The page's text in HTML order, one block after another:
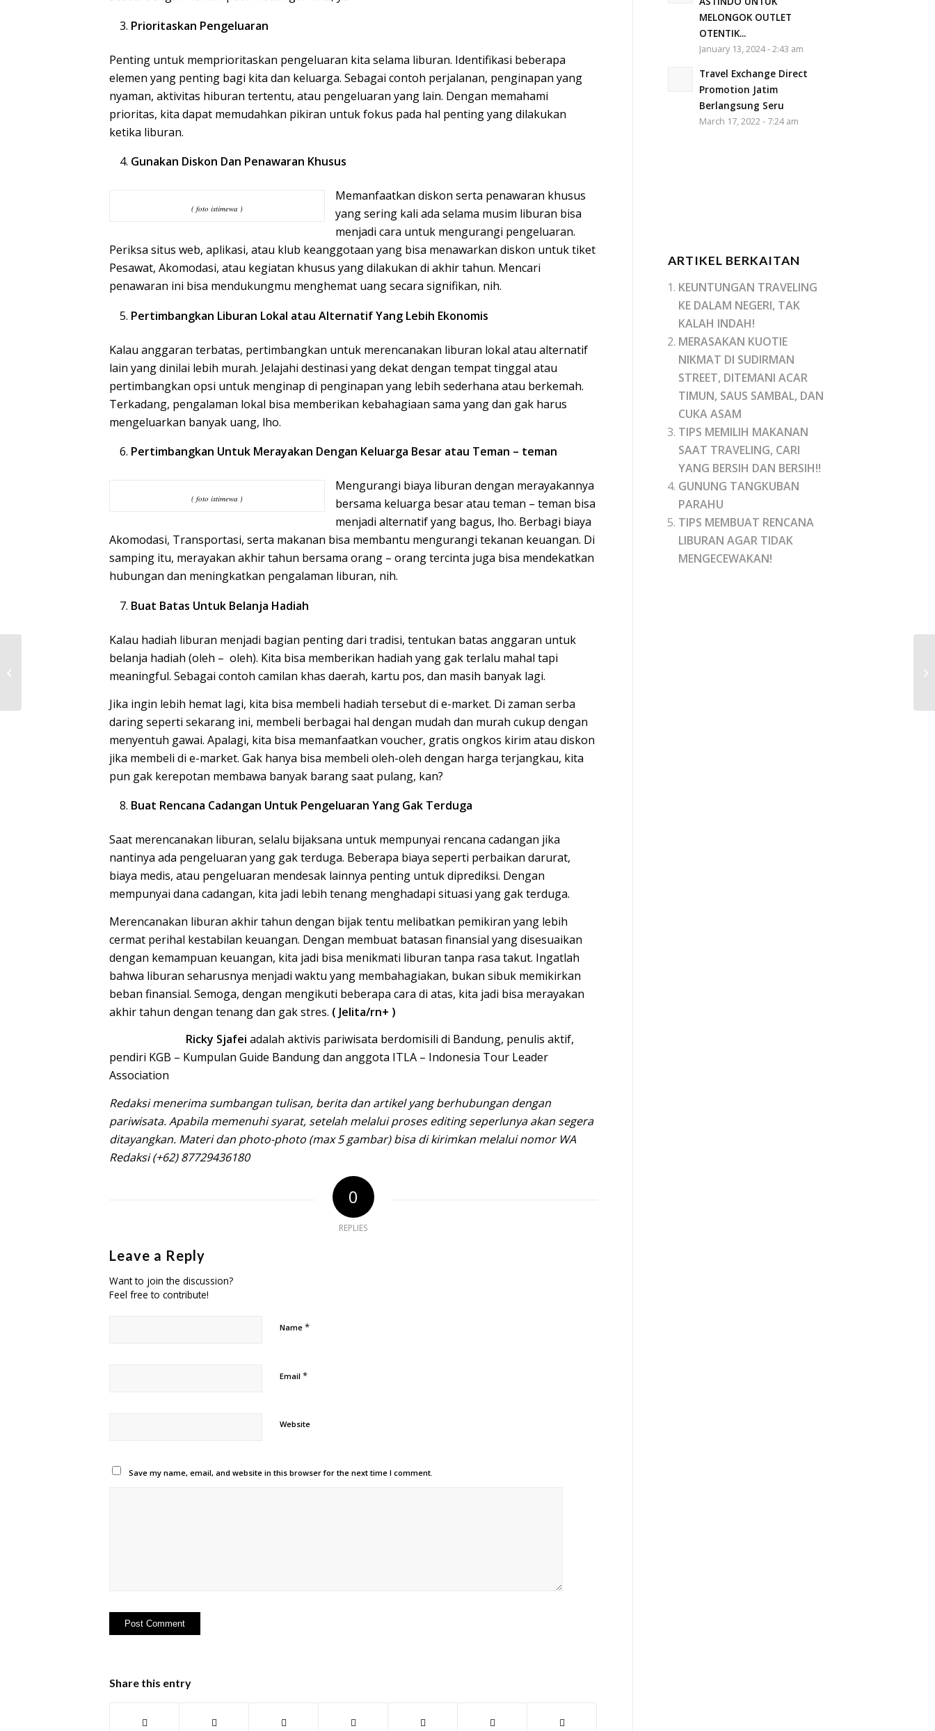
Prioritaskan Pengeluaran
Penting untuk memprioritaskan pengeluaran kita selama liburan. Identifikasi beberapa
elemen yang penting bagi kita dan keluarga. Sebagai contoh perjalanan, penginapan yang
nyaman, aktivitas hiburan tertentu, atau pengeluaran yang lain. Dengan memahami
prioritas, kita dapat memudahkan pikiran untuk fokus pada hal penting yang dilakukan
ketika liburan.
Gunakan Diskon Dan Penawaran Khusus
( foto istimewa )
Memanfaatkan diskon serta penawaran khusus
yang sering kali ada selama musim liburan bisa
menjadi cara untuk mengurangi pengeluaran.
Periksa situs web, aplikasi, atau klub keanggotaan yang bisa menawarkan diskon untuk tiket
Pesawat, Akomodasi, atau kegiatan khusus yang dilakukan di akhir tahun. Mencari
penawaran ini bisa mendukungmu menghemat uang secara signifikan, nih.
Pertimbangkan Liburan Lokal atau Alternatif Yang Lebih Ekonomis
Kalau anggaran terbatas, pertimbangkan untuk merencanakan liburan lokal atau alternatif
lain yang dinilai lebih murah. Jelajahi destinasi yang dekat dengan tempat tinggal atau
pertimbangkan opsi untuk menginap di penginapan yang lebih sederhana atau berkemah.
Terkadang, pengalaman lokal bisa memberikan kebahagiaan sama yang dan gak harus
mengeluarkan banyak uang, lho.
Pertimbangkan Untuk Merayakan Dengan Keluarga Besar atau Teman – teman
( foto istimewa )
Mengurangi biaya liburan dengan merayakannya
bersama keluarga besar atau teman – teman bisa
menjadi alternatif yang bagus, lho. Berbagi biaya
Akomodasi, Transportasi, serta makanan bisa membantu mengurangi tekanan keuangan. Di
samping itu, merayakan akhir tahun bersama orang – orang tercinta juga bisa mendekatkan
hubungan dan meningkatkan pengalaman liburan, nih.
Buat Batas Untuk Belanja Hadiah
Kalau hadiah liburan menjadi bagian penting dari tradisi, tentukan batas anggaran untuk
belanja hadiah (oleh – oleh). Kita bisa memberikan hadiah yang gak terlalu mahal tapi
meaningful. Sebagai contoh camilan khas daerah, kartu pos, dan masih banyak lagi.
Jika ingin lebih hemat lagi, kita bisa membeli hadiah tersebut di e-market. Di zaman serba
daring seperti sekarang ini, membeli berbagai hal dengan mudah dan murah cukup dengan
menyentuh gawai. Apalagi, kita bisa memanfaatkan voucher, gratis ongkos kirim atau diskon
jika membeli di e-market. Gak hanya bisa membeli oleh-oleh dengan harga terjangkau, kita
pun gak kerepotan membawa banyak barang saat pulang, kan?
Buat Rencana Cadangan Untuk Pengeluaran Yang Gak Terduga
Saat merencanakan liburan, selalu bijaksana untuk mempunyai rencana cadangan jika
nantinya ada pengeluaran yang gak terduga. Beberapa biaya seperti perbaikan darurat,
biaya medis, atau pengeluaran mendesak lainnya penting untuk diprediksi. Dengan
mempunyai dana cadangan, kita jadi lebih tenang menghadapi situasi yang gak terduga.
Merencanakan liburan akhir tahun dengan bijak tentu melibatkan pemikiran yang lebih
cermat perihal kestabilan keuangan. Dengan membuat batasan finansial yang disesuaikan
dengan kemampuan keuangan, kita jadi bisa menikmati liburan tanpa rasa takut. Ingatlah
bahwa liburan seharusnya menjadi waktu yang membahagiakan, bukan sibuk memikirkan
beban finansial. Semoga, dengan mengikuti beberapa cara di atas, kita jadi bisa merayakan
akhir tahun dengan tenang dan gak stres. ( Jelita/rn+ )
Ricky Sjafei adalah aktivis pariwisata berdomisili di Bandung, penulis aktif,
pendiri KGB – Kumpulan Guide Bandung dan anggota ITLA – Indonesia Tour Leader
Association
Redaksi menerima sumbangan tulisan, berita dan artikel yang berhubungan dengan
pariwisata. Apabila memenuhi syarat, setelah melalui proses editing seperlunya akan segera
ditayangkan. Materi dan photo-photo (max 5 gambar) bisa di kirimkan melalui nomor WA
Redaksi (+62) 87729436180
0
REPLIES
Leave a Reply
Want to join the discussion?
Feel free to contribute!
Name *
Email *
Website
Save my name, email, and website in this browser for the next time I comment.
Share this entry
MELONGOK OUTLET
OTENTIK...
January 13, 2024 - 2:43 am
Travel Exchange Direct
Promotion Jatim
Berlangsung Seru
March 17, 2022 - 7:24 am
ARTIKEL BERKAITAN
KEUNTUNGAN TRAVELING
KE DALAM NEGERI, TAK
KALAH INDAH!
MERASAKAN KUOTIE
NIKMAT DI SUDIRMAN
STREET, DITEMANI ACAR
TIMUN, SAUS SAMBAL, DAN
CUKA ASAM
TIPS MEMILIH MAKANAN
SAAT TRAVELING, CARI
YANG BERSIH DAN BERSIH!!
GUNUNG TANGKUBAN
PARAHU
TIPS MEMBUAT RENCANA
LIBURAN AGAR TIDAK
MENGECEWAKAN!
MENGENAL WARISAN
SEJARAH ERA KOLONIAL